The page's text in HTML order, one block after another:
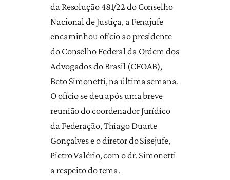
da Resolução 481/22 do Conselho
Nacional de Justiça, a Fenajufe
encaminhou ofício ao presidente
do Conselho Federal da Ordem dos
Advogados do Brasil (CFOAB),
Beto Simonetti, na última semana.
O ofício se deu após uma breve
reunião do coordenador Jurídico
da Federação, Thiago Duarte
Gonçalves e o diretor do Sisejufe,
Pietro Valério, com o dr. Simonetti
a respeito do tema.